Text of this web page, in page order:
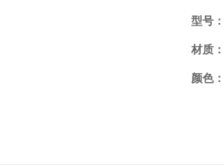
型号：
材质：
颜色：